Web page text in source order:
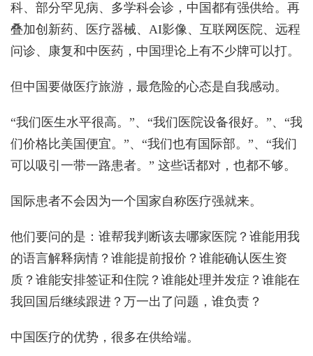
科、部分罕见病、多学科会诊，中国都有强供给。再
叠加创新药、医疗器械、AI影像、互联网医院、远程
问诊、康复和中医药，中国理论上有不少牌可以打。
但中国要做医疗旅游，最危险的心态是自我感动。
“我们医生水平很高。”、“我们医院设备很好。”、“我
们价格比美国便宜。”、“我们也有国际部。”、“我们
可以吸引一带一路患者。” 这些话都对，也都不够。
国际患者不会因为一个国家自称医疗强就来。
他们要问的是：谁帮我判断该去哪家医院？谁能用我
的语言解释病情？谁能提前报价？谁能确认医生资
质？谁能安排签证和住院？谁能处理并发症？谁能在
我回国后继续跟进？万一出了问题，谁负责？
中国医疗的优势，很多在供给端。